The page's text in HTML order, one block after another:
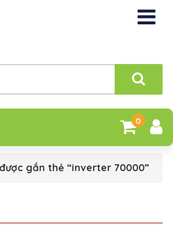
0
gắn thẻ “inverter 70000”